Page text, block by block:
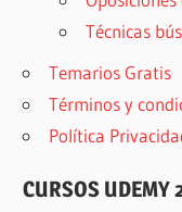
Técnicas
Temarios Gratis
Términos y
Política
CURSOS UDEMY